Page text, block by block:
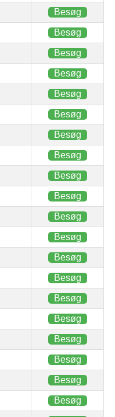
Besøg
Besøg
Besøg
Besøg
Besøg
Besøg
Besøg
Besøg
Besøg
Besøg
Besøg
Besøg
Besøg
Besøg
Besøg
Besøg
Besøg
Besøg
Besøg
Besøg